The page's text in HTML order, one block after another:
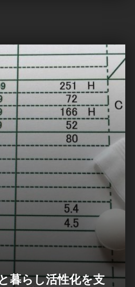
暮らし活性化を支